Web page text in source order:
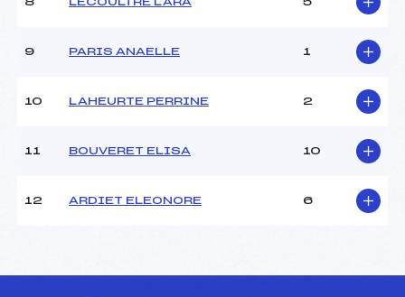
8 LECOULTRE LARA 5
9 PARIS ANAELLE 1
10 LAHEURTE PERRINE 2
11 BOUVERET ELISA 10
12 ARDIET ELEONORE 6